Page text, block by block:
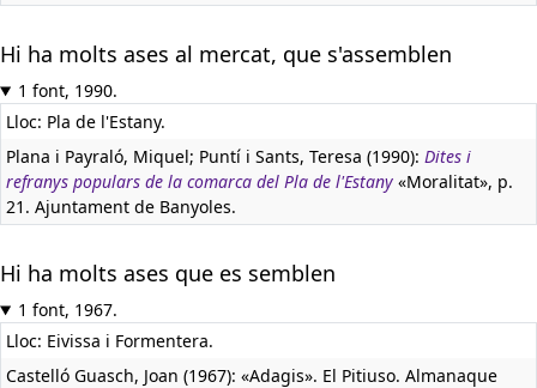
Hi ha molts ases al mercat, que s'assemblen
1 font, 1990.
Lloc: Pla de l'Estany.
Plana i Payraló, Miquel; Puntí i Sants, Teresa (1990): Dites i
refranys populars de la comarca del Pla de l'Estany «Moralitat», p.
21. Ajuntament de Banyoles.
Hi ha molts ases que es semblen
1 font, 1967.
Lloc: Eivissa i Formentera.
Castelló Guasch, Joan (1967): «Adagis». El Pitiuso. Almanaque